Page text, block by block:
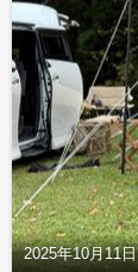
2025年10月11日